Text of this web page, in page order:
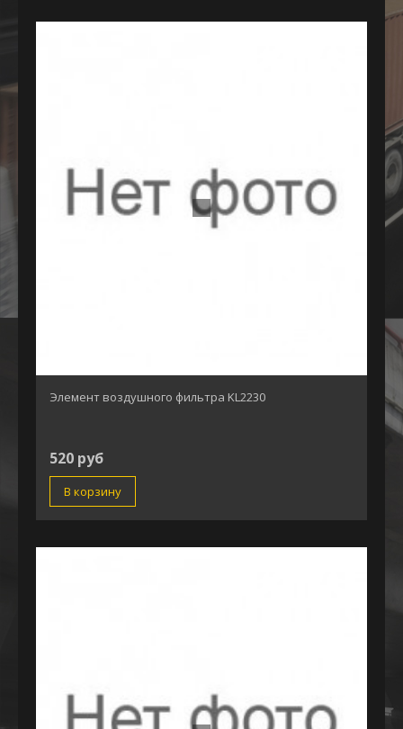
Элемент воздушного фильтра KL2230
520 руб
В корзину